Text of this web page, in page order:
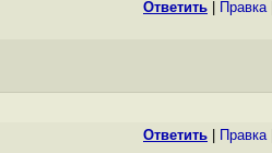
Ответить Правка|
Ответить Правка|